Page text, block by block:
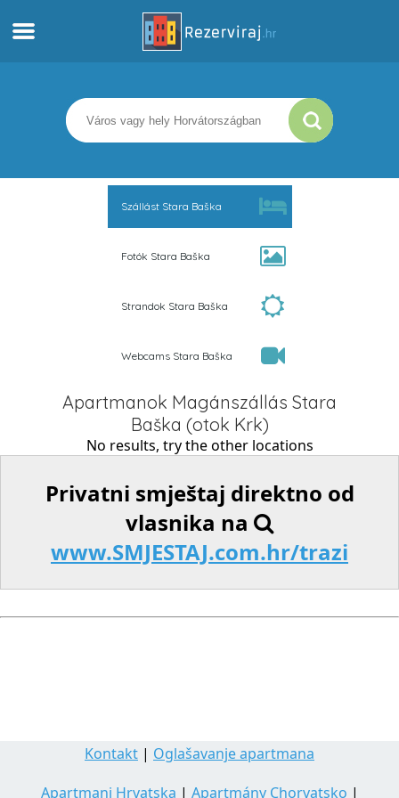
Apartmanok
Turista információ
Szállást Stara Baška
Fotók Stara Baška
Strandok Stara Baška
Webcams Stara Baška
Apartmanok Magánszállás Stara
Baška (otok Krk)
No results, try the other locations
Privatni smještaj direktno od
vlasnika na
www.SMJESTAJ.com.hr/trazi
Kontakt | Oglašavanje apartmana
Apartmani Hrvatska | Apartmány Chorvatsko |